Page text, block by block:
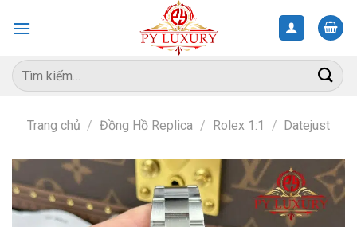
Tìm
kiếm:
Trang chủ / Đồng Hồ Replica / Rolex 1:1 / Datejust